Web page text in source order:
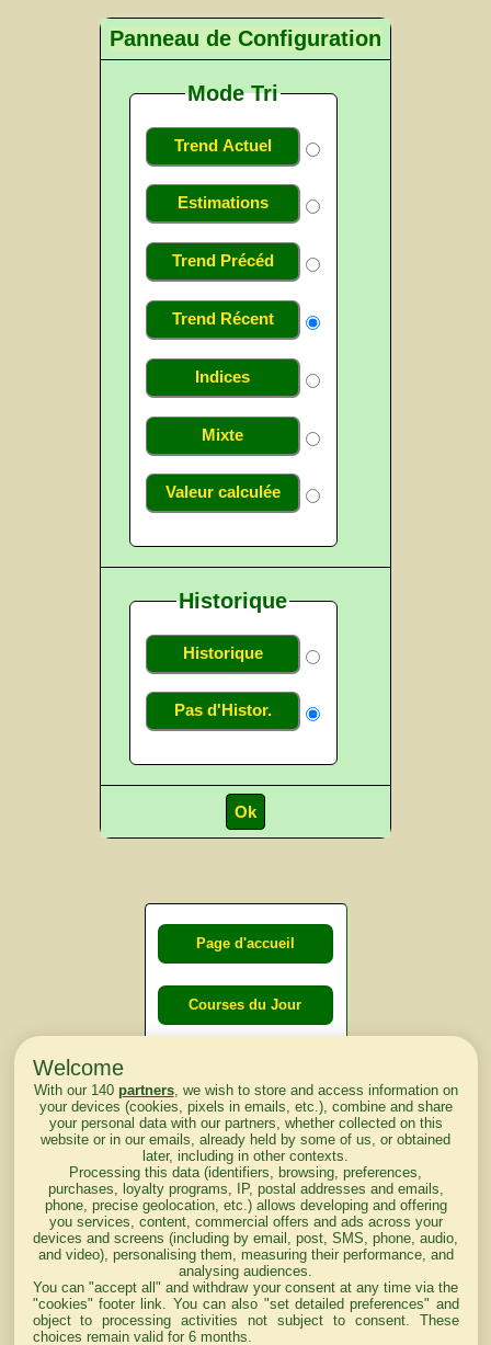
Panneau de Configuration
Mode Tri
Trend Actuel
Estimations
Trend Précéd
Trend Récent
Indices
Mixte
Valeur calculée
Historique
Historique
Pas d'Histor.
Page d'accueil
Courses du Jour
lendemain
Courses
d'aujourd'hui
Haut de Page
Welcome
With our 140 partners, we wish to store and access information on
your devices (cookies, pixels in emails, etc.), combine and share
your personal data with our partners, whether collected on this
website or in our emails, already held by some of us, or obtained
later, including in other contexts.
Processing this data (identifiers, browsing, preferences,
purchases, loyalty programs, IP, postal addresses and emails,
phone, precise geolocation, etc.) allows developing and offering
you services, content, commercial offers and ads across your
devices and screens (including by email, post, SMS, phone, audio,
and video), personalising them, measuring their performance, and
analysing audiences.
You can "accept all" and withdraw your consent at any time via the
"cookies" footer link . You can also "set detailed preferences" and
object to processing activities not subject to consent. These
choices remain valid for 6 months.